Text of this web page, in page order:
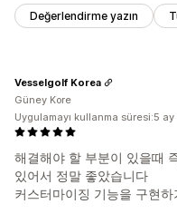
Değerlendirme yazın
해결해야 할 부분이 있을때
있어서 정말 좋았습니다
커스터마이징 기능을 구현
Vesselgolf Korea
Güney Kore
Uygulamayı kullanma süresi:5 ay